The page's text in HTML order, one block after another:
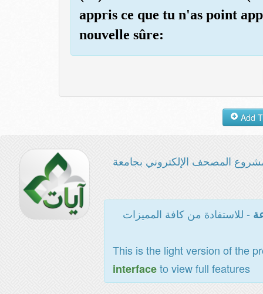
appris ce que tu n'as point
nouvelle sûre:
المصحف الإلكتروني بجامعة
- للاستفادة من كافة المميزات
This is the light version of the
interfaceto view full features